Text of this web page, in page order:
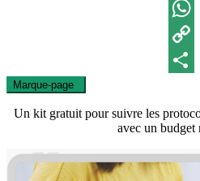
Marque-page
Un kit gratuit pour suivre les
avec un budget